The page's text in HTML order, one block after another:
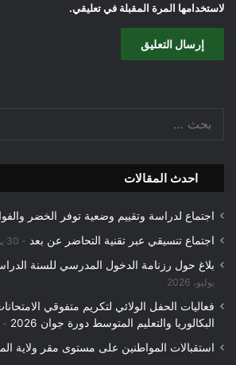
لاستخدامها المرة المقبلة في تعليقي.
احدث المقالات
اجتماع لدراسة وتقييم وضعية توفر الخضر
اجتماع تنسيقي عبر تقنية التحاضر عن بعد 30 يوليو، 2026
بلاغ حول رزنامة الدخول المدرسي للسنة الدراسية 2026-
يوليو، 2026
فعاليات الحفل الولائي لتكريم متفوقي
البكالوريا والتعليم المتوسط دورة جوان 2026
استقبالات المواطنين على مستوى مقر ولاية